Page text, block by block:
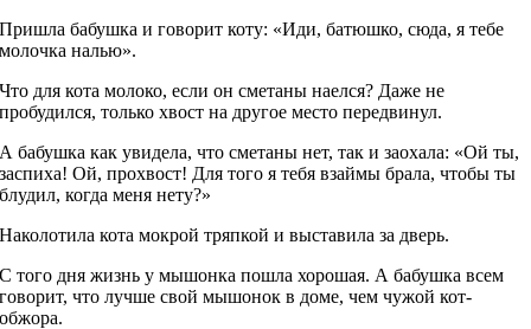
Пришла бабушка и говорит коту: «Иди, батюшко, сюда, я тебе
молочка налью».
Что для кота молоко, если он сметаны наелся? Даже не
пробудился, только хвост на другое место передвинул.
А бабушка как увидела, что сметаны нет, так и заохала: «Ой ты,
заспиха! Ой, прохвост! Для того я тебя взаймы брала, чтобы ты
блудил, когда меня нету?»
Наколотила кота мокрой тряпкой и выставила за дверь.
С того дня жизнь у мышонка пошла хорошая. А бабушка всем
говорит, что лучше свой мышонок в доме, чем чужой кот-
обжора.